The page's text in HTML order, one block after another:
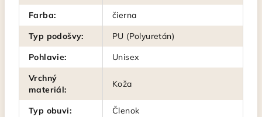
Farba:
čierna
Typ podošvy:
PU (Polyuretán)
Pohlavie:
Unisex
Vrchný
materiál:
Koža
Typ obuvi:
Členok